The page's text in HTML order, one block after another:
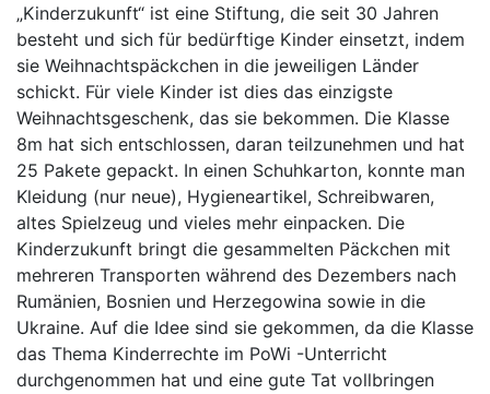
„Kinderzukunft“ ist eine Stiftung, die seit 30 Jahren
besteht und sich für bedürftige Kinder einsetzt, indem
sie Weihnachtspäckchen in die jeweiligen Länder
schickt. Für viele Kinder ist dies das einzigste
Weihnachtsgeschenk, das sie bekommen. Die Klasse
8m hat sich entschlossen, daran teilzunehmen und hat
25 Pakete gepackt. In einen Schuhkarton, konnte man
Kleidung (nur neue), Hygieneartikel, Schreibwaren,
altes Spielzeug und vieles mehr einpacken. Die
Kinderzukunft bringt die gesammelten Päckchen mit
mehreren Transporten während des Dezembers nach
Rumänien, Bosnien und Herzegowina sowie in die
Ukraine. Auf die Idee sind sie gekommen, da die Klasse
das Thema Kinderrechte im PoWi -Unterricht
durchgenommen hat und eine gute Tat vollbringen